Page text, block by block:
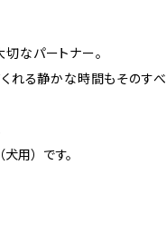
なパートナー。
れる静かな時間もそのす
用） です。